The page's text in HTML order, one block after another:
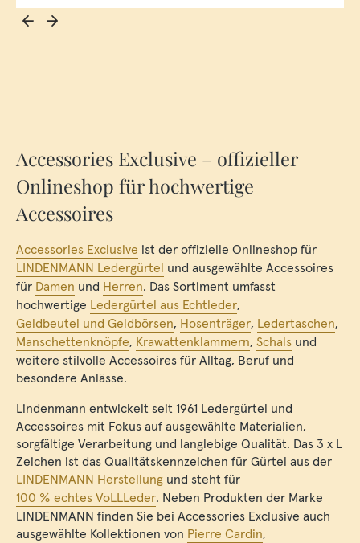
Accessories Exclusive – offizieller
Onlineshop für hochwertige
Accessoires
Accessories Exclusive ist der offizielle Onlineshop für
LINDENMANN Ledergürtel und ausgewählte Accessoires
für Damen und Herren. Das Sortiment umfasst
hochwertige Ledergürtel aus Echtleder,
Geldbeutel und Geldbörsen, Hosenträger, Ledertaschen,
Manschettenknöpfe, Krawattenklammern, Schals und
weitere stilvolle Accessoires für Alltag, Beruf und
besondere Anlässe.
Lindenmann entwickelt seit 1961 Ledergürtel und
Accessoires mit Fokus auf ausgewählte Materialien,
sorgfältige Verarbeitung und langlebige Qualität. Das 3 x L
Zeichen ist das Qualitätskennzeichen für Gürtel aus der
LINDENMANN Herstellung und steht für
100 % echtes VoLLLeder. Neben Produkten der Marke
LINDENMANN finden Sie bei Accessories Exclusive auch
ausgewählte Kollektionen von Pierre Cardin,